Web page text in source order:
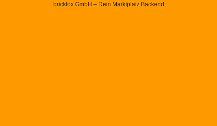
brickfox GmbH – Dein Marktplatz Backend